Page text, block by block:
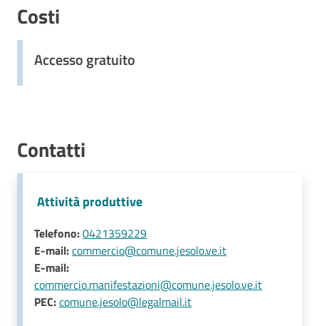
Costi
Accesso gratuito
Contatti
Attività produttive
Telefono:0421359229
E-mail:commercio@comune.jesolo.ve.it
E-mail:
commercio.manifestazioni@comune.jesolo.ve.it
PEC:comune.jesolo@legalmail.it